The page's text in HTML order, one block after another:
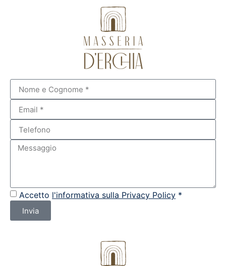
Accetto l'informativa sulla Privacy Policy *
Invia